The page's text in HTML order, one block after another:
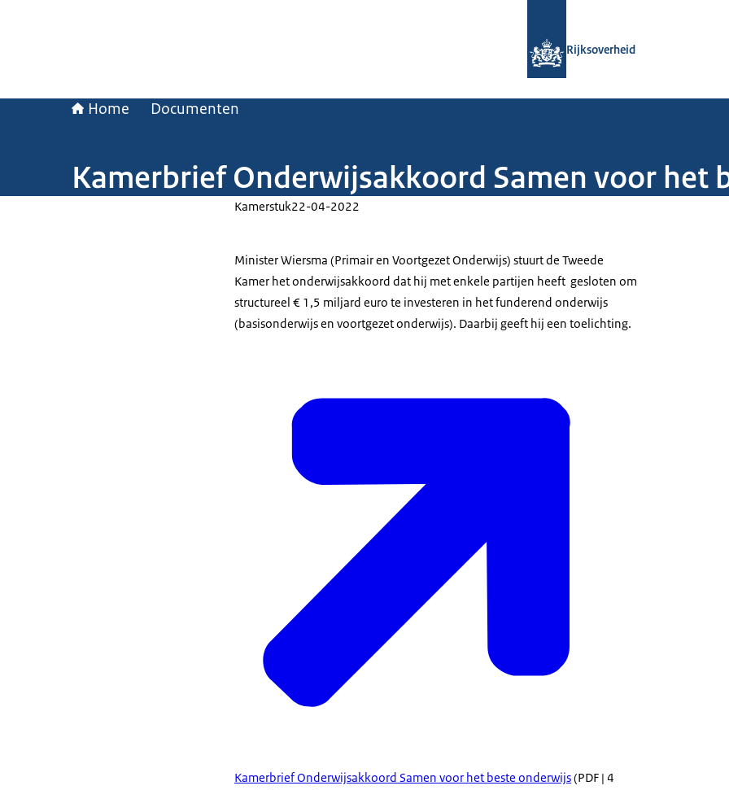
Rijksoverheid
Home Documenten
Kamerbrief Onderwijsakkoord Samen voor het
Kamerstuk22-04-2022
Minister Wiersma (Primair en Voortgezet Onderwijs) stuurt de Tweede
Kamer het onderwijsakkoord dat hij met enkele partijen heeft gesloten om
structureel € 1,5 miljard euro te investeren in het funderend onderwijs
(basisonderwijs en voortgezet onderwijs). Daarbij geeft hij een toelichting.
Kamerbrief Onderwijsakkoord Samen voor het beste onderwijs(PDF | 4